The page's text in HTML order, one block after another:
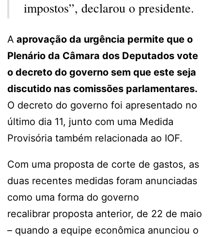
impostos”, declarou o presidente.
A aprovação da urgência permite que o
Plenário da Câmara dos Deputados vote
o decreto do governo sem que este seja
discutido nas comissões parlamentares.
O decreto do governo foi apresentado no
último dia 11, junto com uma Medida
Provisória também relacionada ao IOF.
Com uma proposta de corte de gastos, as
duas recentes medidas foram anunciadas
como uma forma do governo
recalibrar proposta anterior, de 22 de maio
– quando a equipe econômica anunciou o